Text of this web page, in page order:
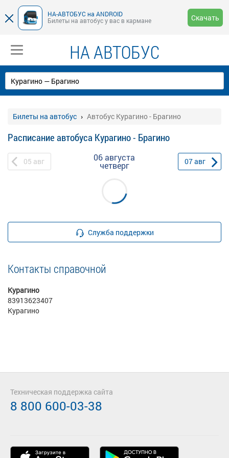
НА-АВТОБУС на ANDROID
Билеты на автобус у вас в кармане
Скачать
НА АВТОБУС
Билеты на автобус Автобус Курагино - Брагино
Расписание автобуса Курагино - Брагино
05 авг 06 августа
четверг 07авг
Служба поддержки
Контакты справочной
Курагино
83913623407
Курагино
Техническая поддержка сайта
8 800 600-03-38